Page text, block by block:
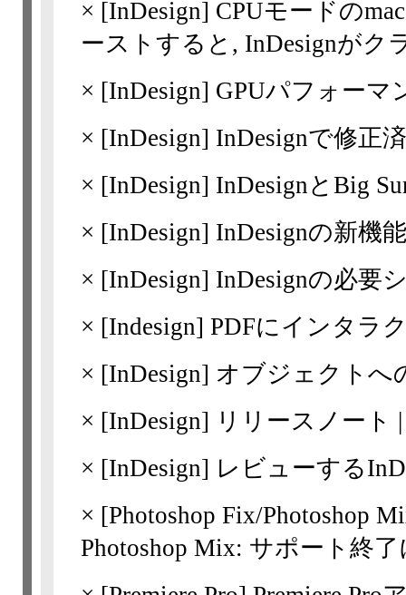
× [InDesign] CPUモードの
ーストすると, InDesignがク
× [InDesign] GPUパフォーマ
× [InDesign] InDesignで修正
× [InDesign] InDesignとBig
× [InDesign] InDesignの新機
× [InDesign] InDesignの必要
× [Indesign] PDFにインタラ
× [InDesign] オブジェクトへ
× [InDesign] リリースノート
× [InDesign] レビューする
× [Photoshop Fix/Photoshop
Photoshop Mix: サポート終